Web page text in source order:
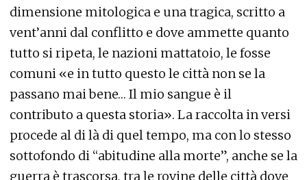
dimensione mitologica e una tragica, scritto a
vent’anni dal conflitto e dove ammette quanto
tutto si ripeta, le nazioni mattatoio, le fosse
comuni «e in tutto questo le città non se la
passano mai bene… Il mio sangue è il
contributo a questa storia». La raccolta in versi
procede al di là di quel tempo, ma con lo stesso
sottofondo di “abitudine alla morte”, anche se la
guerra è trascorsa, tra le rovine delle città dove